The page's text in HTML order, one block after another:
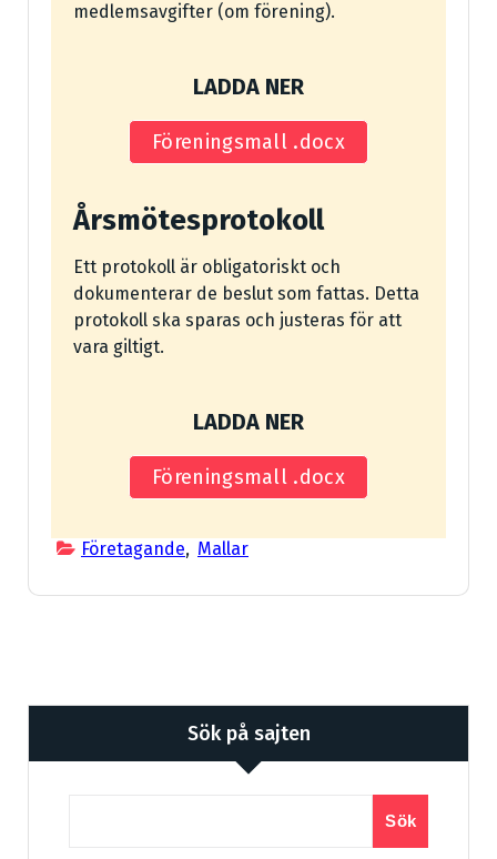
medlemsavgifter (om förening).
LADDA NER
Föreningsmall .docx
Årsmötesprotokoll
Ett protokoll är obligatoriskt och
dokumenterar de beslut som fattas. Detta
protokoll ska sparas och justeras för att
vara giltigt.
LADDA NER
Föreningsmall .docx
Företagande, Mallar
Sök på sajten
Sök